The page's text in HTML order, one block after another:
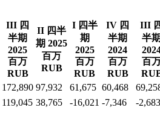
III 四
半期
2025
百万
RUB
II 四半
期 2025
百万
RUB
I 四半
期
2025
百万
RUB
IV 四
半期
2024
百万
RUB
III
半
百
172,890 97,932 61,675 60,468
119,045 38,765 -16,021 -7,346
-2,683